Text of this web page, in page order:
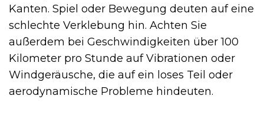
Kanten. Spiel oder Bewegung deuten auf eine
schlechte Verklebung hin. Achten Sie
außerdem bei Geschwindigkeiten über 100
Kilometer pro Stunde auf Vibrationen oder
Windgeräusche, die auf ein loses Teil oder
aerodynamische Probleme hindeuten.